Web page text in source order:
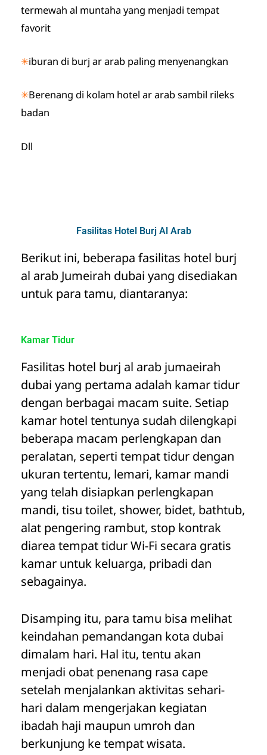
termewah al muntaha yang menjadi tempat
favorit
✳iburan di burj ar arab paling menyenangkan
✳Berenang di kolam hotel ar arab sambil rileks
badan
Dll
Fasilitas Hotel Burj Al Arab
Berikut ini, beberapa fasilitas hotel burj
al arab Jumeirah dubai yang disediakan
untuk para tamu, diantaranya:
Kamar Tidur
Fasilitas hotel burj al arab jumaeirah
dubai yang pertama adalah kamar tidur
dengan berbagai macam suite. Setiap
kamar hotel tentunya sudah dilengkapi
beberapa macam perlengkapan dan
peralatan, seperti tempat tidur dengan
ukuran tertentu, lemari, kamar mandi
yang telah disiapkan perlengkapan
mandi, tisu toilet, shower, bidet, bathtub,
alat pengering rambut, stop kontrak
diarea tempat tidur Wi-Fi secara gratis
kamar untuk keluarga, pribadi dan
sebagainya.
Disamping itu, para tamu bisa melihat
keindahan pemandangan kota dubai
dimalam hari. Hal itu, tentu akan
menjadi obat penenang rasa cape
setelah menjalankan aktivitas sehari-
hari dalam mengerjakan kegiatan
ibadah haji maupun umroh dan
berkunjung ke tempat wisata.